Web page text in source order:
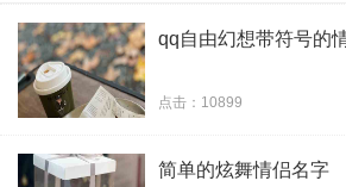
qq自由幻想带符号的
点击：10899
简单的炫舞情侣名字